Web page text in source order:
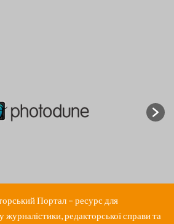
Портал – ресурс для
журналістики, редакторської справи та